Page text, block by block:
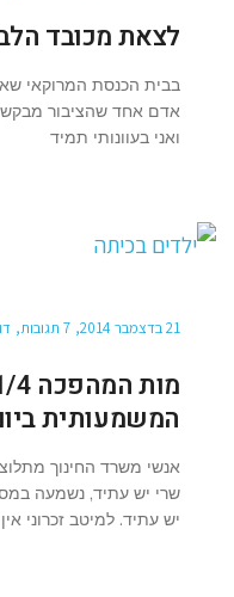
לצאת מכובד
בבית הכנסת המרוקאי
אדם אחד שהציבור
ואני בעוונותי תמיד
21 בדצמבר 2014 7 תגובות
המשמעותית
אנשי משרד החינוך
שרי יש עתיד, נשמעה
יש עתיד. למיטב זכרוני